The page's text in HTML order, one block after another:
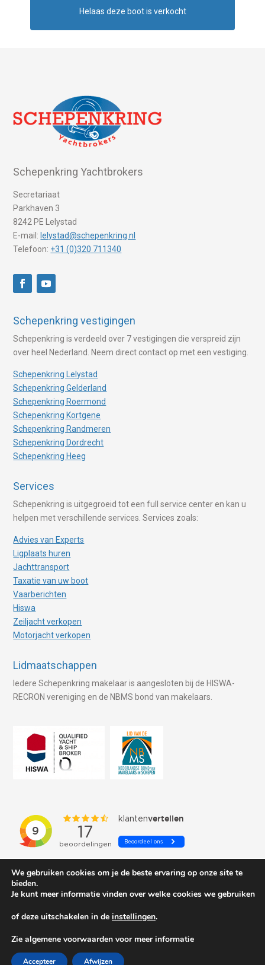
Helaas deze boot is verkocht
Schepenkring Yachtbrokers
Secretariaat
Parkhaven 3
8242 PE Lelystad
E-mail: lelystad@schepenkring.nl
Telefoon: +31 (0)320 711340
Schepenkring vestigingen
Schepenkring is verdeeld over 7 vestigingen die verspreid zijn
over heel Nederland. Neem direct contact op met een vestiging.
Schepenkring Lelystad
Schepenkring Gelderland
Schepenkring Roermond
Schepenkring Kortgene
Schepenkring Randmeren
Schepenkring Dordrecht
Schepenkring Heeg
Services
Schepenkring is uitgegroeid tot een full service center en kan u
helpen met verschillende services. Services zoals:
Advies van Experts
Ligplaats huren
Jachttransport
Taxatie van uw boot
Vaarberichten
Hiswa
Zeiljacht verkopen
Motorjacht verkopen
Lidmaatschappen
Iedere Schepenkring makelaar is aangesloten bij de HISWA-
RECRON vereniging en de NBMS bond van makelaars.
We gebruiken cookies om je de beste ervaring op onze site te
bieden.
Je kunt meer informatie vinden over welke cookies we gebruiken
of deze uitschakelen in de instellingen.
Zie algemene voorwaarden voor meer informatie
Accepteer Afwijzen